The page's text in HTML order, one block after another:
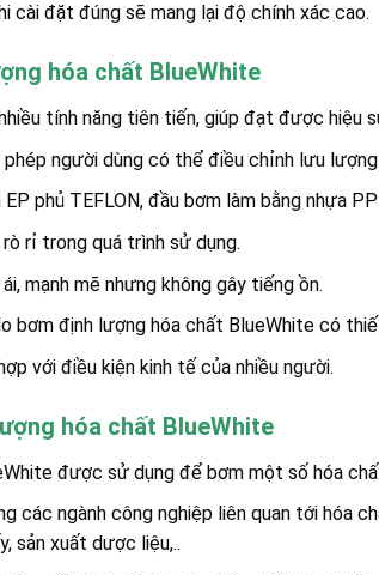
cài đặt đúng sẽ mang lại độ chính xác cao.
hóa chất BlueWhite
tính năng tiên tiến, giúp đạt được hiệu
người dùng có thể điều chỉnh lưu
phủ TEFLON, đầu bơm làm bằng nhựa
rỉ trong quá trình sử dụng.
mạnh mẽ nhưng không gây tiếng ồn.
bơm định lượng hóa chất BlueWhite có
với điều kiện kinh tế của nhiều người.
hóa chất BlueWhite
được sử dụng để bơm một số hóa
các ngành công nghiệp liên quan tới hóa
sản xuất dược liệu,..